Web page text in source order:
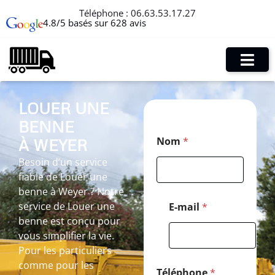
Téléphone : 06.63.53.17.27
4.8/5 basés sur 628 avis
LOUER UNE
BENNE
À WEYER
Besoin d’un service
fiable de Louer une
benne à Weyer ? Notre
service de Louer une
benne est conçu pour
vous simplifier la vie.
Pour les particuliers
comme pour les
Nom *
é
é
E-mail *